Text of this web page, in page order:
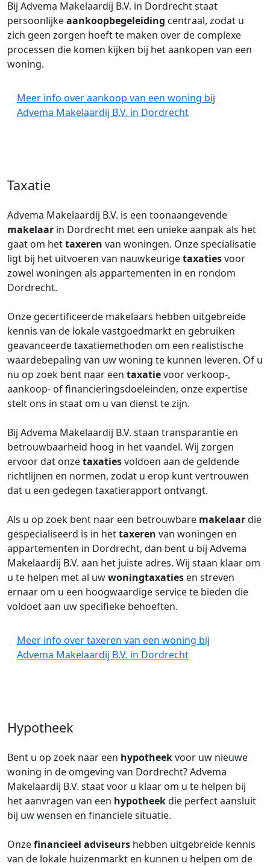
Bij Advema Makelaardij B.V. in Dordrecht staat
persoonlijkeaankoopbegeleiding centraal, zodat u
zich geen zorgen hoeft te maken over de complexe
processen die komen kijken bij het aankopen van een
woning.
Meer info over aankoop van een woning bij
Advema Makelaardij B.V. in Dordrecht
Taxatie
Advema Makelaardij B.V. is een toonaangevende
makelaar in Dordrecht met een unieke aanpak als het
gaat om hettaxeren van woningen. Onze specialisatie
ligt bij het uitvoeren van nauwkeurigetaxatiesvoor
zowel woningen als appartementen in en rondom
Dordrecht.
Onze gecertificeerde makelaars hebben uitgebreide
kennis van de lokale vastgoedmarkt en gebruiken
geavanceerde taxatiemethoden om een realistische
waardebepaling van uw woning te kunnen leveren. Of u
nu op zoek bent naar een taxatievoor verkoop-,
aankoop- of financieringsdoeleinden, onze expertise
stelt ons in staat om u van dienst te zijn.
Bij Advema Makelaardij B.V. staan transparantie en
betrouwbaarheid hoog in het vaandel. Wij zorgen
ervoor dat onzetaxatiesvoldoen aan de geldende
richtlijnen en normen, zodat u erop kunt vertrouwen
dat u een gedegen taxatierapport ontvangt.
Als u op zoek bent naar een betrouwbare makelaardie
gespecialiseerd is in hettaxeren van woningen en
appartementen in Dordrecht, dan bent u bij Advema
Makelaardij B.V. aan het juiste adres. Wij staan klaar om
u te helpen met al uwwoningtaxaties en streven
ernaar om u een hoogwaardige service te bieden die
voldoet aan uw specifieke behoeften.
Meer info over taxeren van een woning bij
Advema Makelaardij B.V. in Dordrecht
Hypotheek
Bent u op zoek naar een hypotheekvoor uw nieuwe
woning in de omgeving van Dordrecht? Advema
Makelaardij B.V. staat voor u klaar om u te helpen bij
het aanvragen van een hypotheekdie perfect aansluit
bij uw wensen en financiële situatie.
Onzefinancieel adviseurs hebben uitgebreide kennis
van de lokale huizenmarkt en kunnen u helpen om de